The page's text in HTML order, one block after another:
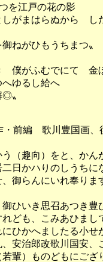
戸の花の影
はらぬから　した
ひもうちまつ〟
がふむでにて　金
ゆるし給へ
〟
前編　歌川豊国画、
趣向）をと、かん
かハりのしうちに
らんにいれ奉りま
いき思召あつき豊
も、こみあひまし
かへましたる小せ
治郎改歌川国安、
）ものどもにござ